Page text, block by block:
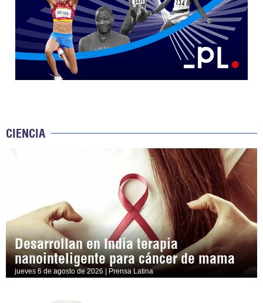
CIENCIA
Desarrollan en India terapia
nanointeligente para cáncer de mama
jueves 6 de agosto de 2026 | Prensa Latina